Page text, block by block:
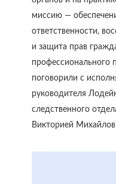
миссию —
ответственности,
и защита прав
профессионального
поговорили с
руководителя
следственного
Викторией